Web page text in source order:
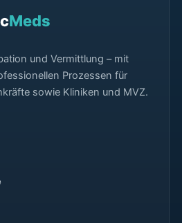
Meds
und Vermittlung – mit
Prozessen für
sowie Kliniken und MVZ.